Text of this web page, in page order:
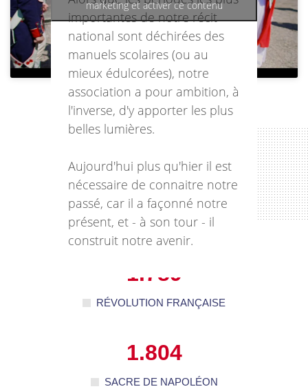
marketing et activer ce contenu
importantes de notre récit
national sont déchirées des
manuels scolaires (ou au
mieux édulcorées), notre
association a pour ambition, à
l'inverse, d'y apporter les plus
belles lumières.
Aujourd'hui plus qu'hier il est
nécessaire de connaitre notre
passé, car il a façonné notre
présent, et - à son tour - il
construit notre avenir.
RÉVOLUTION FRANÇAISE
1.789
SACRE DE NAPOLÉON
1.804